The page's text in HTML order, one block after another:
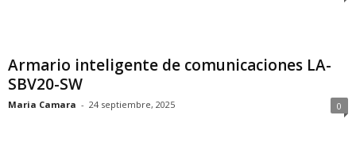
Armario inteligente de comunicaciones LA-
SBV20-SW
Maria Camara - 24 septiembre, 2025 0